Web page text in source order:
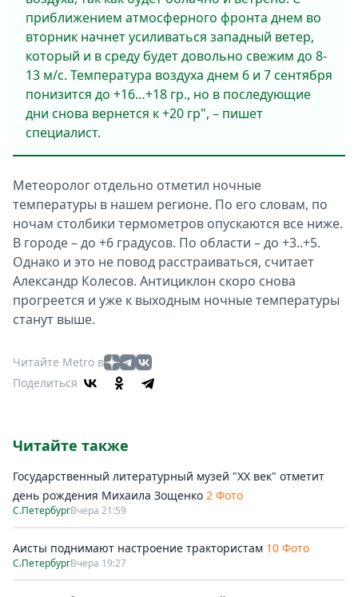
приближением атмосферного фронта днем во
вторник начнет усиливаться западный ветер,
который и в среду будет довольно свежим до 8-
13 м/с. Температура воздуха днем 6 и 7 сентября
понизится до +16…+18 гр., но в последующие
дни снова вернется к +20 гр", – пишет
специалист.
Метеоролог отдельно отметил ночные
температуры в нашем регионе. По его словам, по
ночам столбики термометров опускаются все ниже.
В городе – до +6 градусов. По области – до +3..+5.
Однако и это не повод расстраиваться, считает
Александр Колесов. Антициклон скоро снова
прогреется и уже к выходным ночные температуры
станут выше.
Читайте Metro в
Поделиться
Читайте также
Государственный литературный музей "ХХ век" отметит
день рождения Михаила Зощенко 2 Фото
С.ПетербургВчера 21:59
Аисты поднимают настроение трактористам 10 Фото
С.ПетербургВчера 19:27